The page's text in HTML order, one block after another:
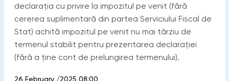
declaraţia cu privire la impozitul pe venit (fără
cererea suplimentară din partea Serviciului Fiscal de
Stat) achită impozitul pe venit nu mai târziu de
termenul stabilit pentru prezentarea declaraţiei
(fără a ţine cont de prelungirea termenului).
26 February /2025 08:00